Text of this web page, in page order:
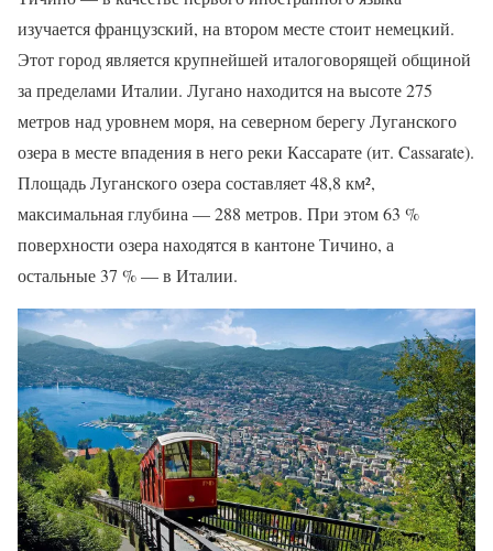
изучается французский, на втором месте стоит немецкий.
Этот город является крупнейшей италоговорящей общиной
за пределами Италии. Лугано находится на высоте 275
метров над уровнем моря, на северном берегу Луганского
озера в месте впадения в него реки Кассарате (ит. Cassarate).
Площадь Луганского озера составляет 48,8 км²,
максимальная глубина — 288 метров. При этом 63 %
поверхности озера находятся в кантоне Тичино, а
остальные 37 % — в Италии.